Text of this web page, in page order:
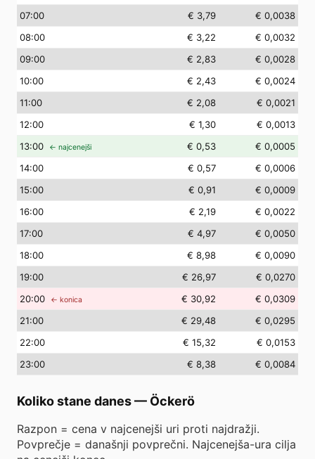
07:00 € 3,79
€ 0,0038
08:00 € 3,22
€ 0,0032
09:00 € 2,83
€ 0,0028
10:00 € 2,43
€ 0,0024
11:00 € 2,08
€ 0,0021
12:00 € 1,30
€ 0,0013
13:00 ← najcenejši € 0,53
€ 0,0005
14:00 € 0,57
€ 0,0006
15:00 € 0,91
€ 0,0009
16:00 € 2,19
€ 0,0022
17:00 € 4,97
€ 0,0050
18:00 € 8,98
€ 0,0090
19:00 € 26,97
€ 0,0270
20:00 ← konica € 30,92
€ 0,0309
21:00 € 29,48
€ 0,0295
22:00 € 15,32
€ 0,0153
23:00 € 8,38 € 0,0084
Koliko stane danes— Öckerö
Razpon = cena v najcenejši uri proti najdražji.
Povprečje = današnji povprečni. Najcenejša-ura cilja